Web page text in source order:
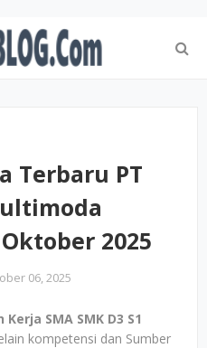
Terbaru PT
2025
06, 2025
SMA SMK D3 S1
kompetensi dan Sumber